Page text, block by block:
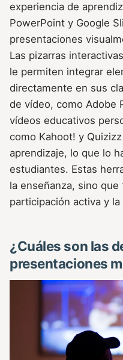
experiencia de
PowerPoint y Google
presentaciones
Las pizarras
le permiten integrar
directamente en sus
de vídeo, como Adobe
vídeos educativos
como Kahoot! y
aprendizaje, lo que lo
estudiantes. Estas
la enseñanza, sino
participación activa y
¿Cuáles son las
presentaciones